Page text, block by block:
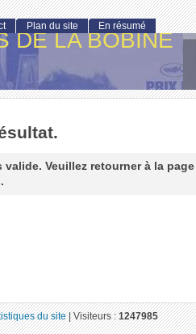
DE LA BOBINE
Veuillez retourner à la page
Plan du site En résumé
du site|Visiteurs :1247985